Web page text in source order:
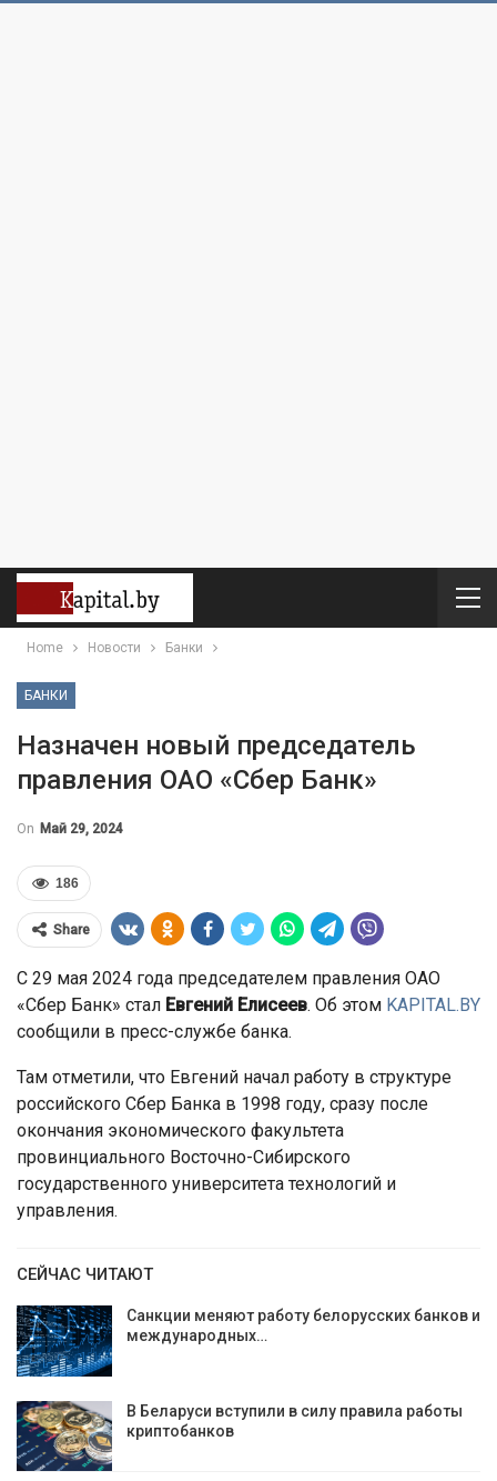
Home Новости Банки
БАНКИ
Назначен новый председатель
правления ОАО «Сбер Банк»
On Май 29, 2024
186
Share
C 29 мая 2024 года председателем правления ОАО
«Сбер Банк» стал Евгений Елисеев. Об этом KAPITAL.BY
сообщили в пресс-службе банка.
Там отметили, что Евгений начал работу в структуре
российского Сбер Банка в 1998 году, сразу после
окончания экономического факультета
провинциального Восточно-Сибирского
государственного университета технологий и
управления.
СЕЙЧАС ЧИТАЮТ
Санкции меняют работу белорусских банков и
международных…
В Беларуси вступили в силу правила работы
криптобанков